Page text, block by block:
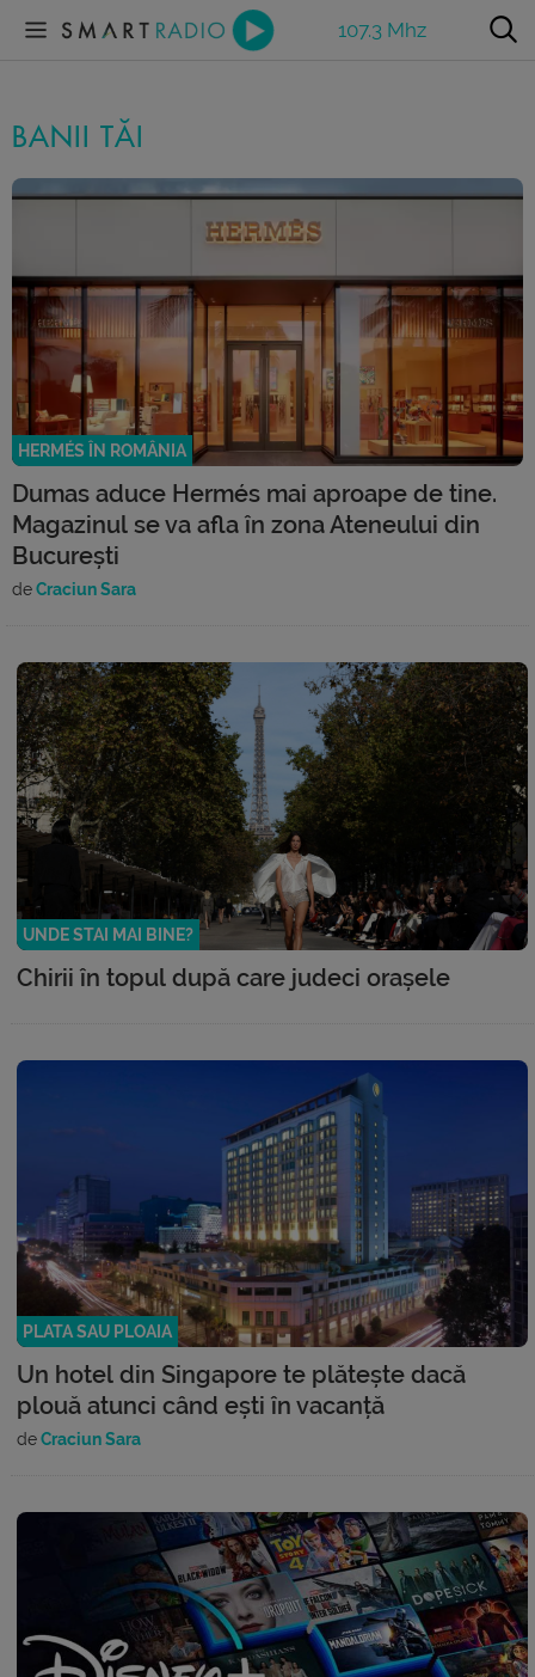
107.3 Mhz
BANII TĂI
HERMÉS ÎN ROMÂNIA
Dumas aduce Hermés mai aproape de tine.
Magazinul se va afla în zona Ateneului din
București
deCraciun Sara
UNDE STAI MAI BINE?
Chirii în topul după care judeci orașele
PLATA SAU PLOAIA
Un hotel din Singapore te plătește dacă
plouă atunci când ești în vacanță
deCraciun Sara